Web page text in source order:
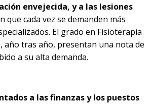
envejecida, y a las lesiones
que cada vez se demanden más
El grado en Fisioterapia
año tras año, presentan una nota de
a su alta demanda.
a las finanzas y los puestos